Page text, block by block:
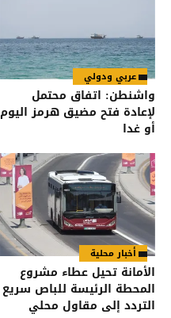
عربي ودولي
واشنطن: اتفاق محتمل
لإعادة فتح مضيق هرمز اليوم
أو غدا
أخبار محلية
الأمانة تحيل عطاء مشروع
المحطة الرئيسة للباص سريع
التردد إلى مقاول محلي